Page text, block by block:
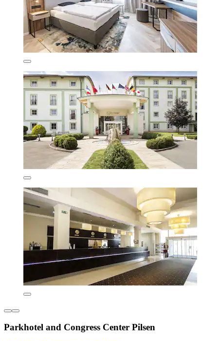
Parkhotel and Congress Center Pilsen